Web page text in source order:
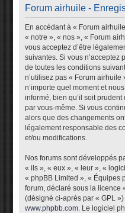
Forum airhuile -
En accédant à « Forum
« notre », « nos », « Forum
vous acceptez d’être
suivantes. Si vous n’acceptez
de toutes les conditions
n’utilisez pas « Forum
n’importe quel moment et
informé, bien qu’il soit
par vous-même. Si vous
alors que des changements
légalement responsable des
et/ou modifications.
Nos forums sont développés
« ils », « eux », « leur », «
« phpBB Limited », « Équipes
forum, déclaré sous la licence
(désigné ci-après par « GPL
www.phpbb.com. Le logiciel